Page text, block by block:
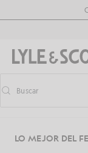
Saltar al
Información de
Activar/desactivar
Buscar
LO MEJOR DEL